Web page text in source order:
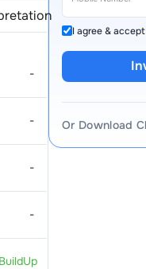
-
-
-
-
I agree & accept
Or Download